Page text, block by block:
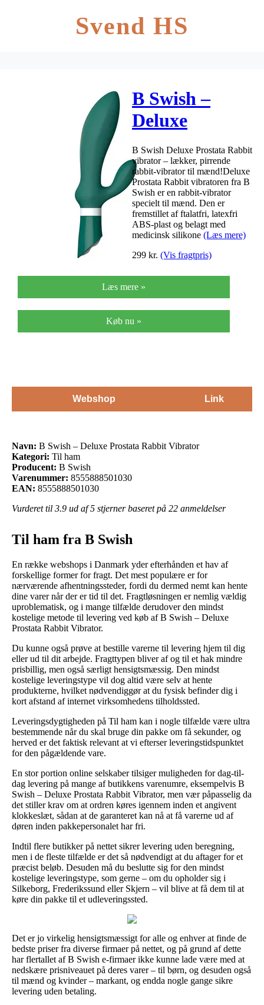
Svend HS
B Swish –
Deluxe
Prostata
Rabbit
Vibrator
B Swish Deluxe Prostata Rabbit
vibrator – lækker, pirrende
rabbit-vibrator til mænd!Deluxe
Prostata Rabbit vibratoren fra B
Swish er en rabbit-vibrator
specielt til mænd. Den er
fremstillet af ftalatfri, latexfri
ABS-plast og belagt med
medicinsk silikone (Læs mere)
299 kr. (Vis fragtpris)
Læs mere »
Køb nu »
Webshop Link
Navn: B Swish – Deluxe Prostata Rabbit Vibrator
Kategori: Til ham
Producent: B Swish
Varenummer: 8555888501030
EAN: 8555888501030
Vurderet til 3.9 ud af 5 stjerner baseret på 22 anmeldelser
Til ham fra B Swish
En række webshops i Danmark yder efterhånden et hav af
forskellige former for fragt. Det mest populære er for
nærværende afhentningssteder, fordi du dermed nemt kan hente
dine varer når der er tid til det. Fragtløsningen er nemlig vældig
uproblematisk, og i mange tilfælde derudover den mindst
kostelige metode til levering ved køb af B Swish – Deluxe
Prostata Rabbit Vibrator.
Du kunne også prøve at bestille varerne til levering hjem til dig
eller ud til dit arbejde. Fragttypen bliver af og til et hak mindre
prisbillig, men også særligt hensigtsmæssig. Den mindst
kostelige leveringstype vil dog altid være selv at hente
produkterne, hvilket nødvendiggør at du fysisk befinder dig i
kort afstand af internet virksomhedens tilholdssted.
Leveringsdygtigheden på Til ham kan i nogle tilfælde være ultra
bestemmende når du skal bruge din pakke om få sekunder, og
herved er det faktisk relevant at vi efterser leveringstidspunktet
for den pågældende vare.
En stor portion online selskaber tilsiger muligheden for dag-til-
dag levering på mange af butikkens varenumre, eksempelvis B
Swish – Deluxe Prostata Rabbit Vibrator, men vær påpasselig da
det stiller krav om at ordren køres igennem inden et angivent
klokkeslæt, sådan at de garanteret kan nå at få varerne ud af
døren inden pakkepersonalet har fri.
Indtil flere butikker på nettet sikrer levering uden beregning,
men i de fleste tilfælde er det så nødvendigt at du aftager for et
præcist beløb. Desuden må du beslutte sig for den mindst
kostelige leveringstype, som gerne – om du opholder sig i
Silkeborg, Frederikssund eller Skjern – vil blive at få dem til at
køre din pakke til et udleveringssted.
Det er jo virkelig hensigtsmæssigt for alle og enhver at finde de
bedste priser fra diverse firmaer på nettet, og på grund af dette
har flertallet af B Swish e-firmaer ikke kunne lade være med at
nedskære prisniveauet på deres varer – til børn, og desuden også
til mænd og kvinder – markant, og endda nogle gange sikre
levering uden betaling.